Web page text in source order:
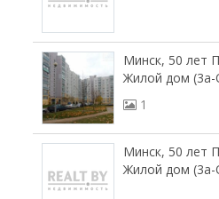
Минск, 50 лет
Жилой дом (3а-
1
Минск, 50 лет
Жилой дом (3а-